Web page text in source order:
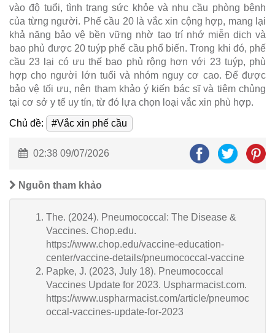
vào độ tuổi, tình trạng sức khỏe và nhu cầu phòng bệnh
của từng người. Phế cầu 20 là vắc xin cộng hợp, mang lại
khả năng bảo vệ bền vững nhờ tạo trí nhớ miễn dịch và
bao phủ được 20 tuýp phế cầu phổ biến. Trong khi đó, phế
cầu 23 lại có ưu thế bao phủ rộng hơn với 23 tuýp, phù
hợp cho người lớn tuổi và nhóm nguy cơ cao. Để được
bảo vệ tối ưu, nên tham khảo ý kiến bác sĩ và tiêm chủng
tại cơ sở y tế uy tín, từ đó lựa chọn loại vắc xin phù hợp.
Chủ đề:
#Vắc xin phế cầu
02:38 09/07/2026
Nguồn tham khảo
The. (2024). Pneumococcal: The Disease &
Vaccines. Chop.edu.
https://www.chop.edu/vaccine-education-
center/vaccine-details/pneumococcal-vaccine
Papke, J. (2023, July 18). Pneumococcal
Vaccines Update for 2023. Uspharmacist.com.
https://www.uspharmacist.com/article/pneumoc
occal-vaccines-update-for-2023